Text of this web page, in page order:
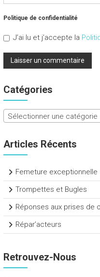
Politique de confidentialité
J’ai lu et j’accepte la
Catégories
Sélectionner une catégorie
Articles Récents
Femeture exceptionnelle
Trompettes et Bugles
Réponses aux prises de
Répar’acteurs
Retrouvez-Nous